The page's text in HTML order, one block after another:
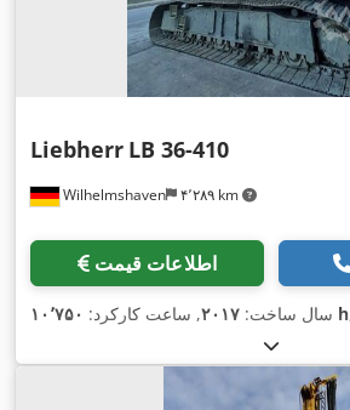
Wilhelmshaven ۴٬۲۸۹ km
Liebherr LB 36-410
اطلاعات قیمت
سال ساخت: ۲۰۱۷, ساعت کارکرد: ۱۰٬۷۵۰ h